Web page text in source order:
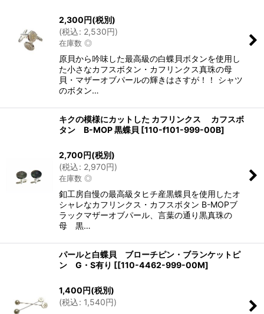
2,300円(税別)
(税込: 2,530円)
在庫数 ◎
原貝から吟味した最高級の白蝶貝ボタンを使用し
た小さなカフスボタン・カフリンクス真珠の母
貝・マザーオブパールの輝きはさすが！！ シャツ
のボタン…
キクの模様にカットした カフリンクス カフスボ
タン B-MOP 黒蝶貝 [110-f101-999-00B]
2,700円(税別)
(税込: 2,970円)
在庫数 ◎
釦工房自慢の最高級タヒチ産黒蝶貝を使用したオ
シャレなカフリンクス・カフスボタン B-MOPブ
ラックマザーオブパール、言葉の通り黒真珠の
母 黒…
パールと白蝶貝 ブローチピン・ブランケットピ
ン G・S有り [[110-4462-999-00M]
1,400円(税別)
(税込: 1,540円)